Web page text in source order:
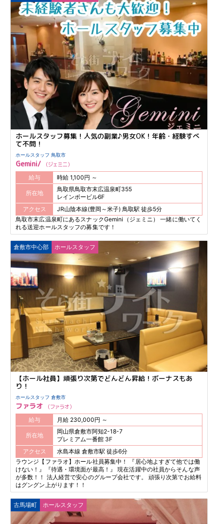
ホールスタッフ募集！人気の副業♪男女OK！年齢・経験すべ
て不問！
ホールスタッフ 鳥取市
Gemini/ ジェミニ
給与 時給 1,100円 ～
所在地
鳥取県鳥取市末広温泉町355
レインボービル6F
アクセス
JR山陰本線(豊岡～米子) 鳥取駅 徒歩5分
鳥取市末広温泉町にあるスナックGemini（ジェミニ） 一緒に働いてく
れる送迎ホールスタッフの募集です！
倉敷市中心部 ホールスタッフ
【ホール社員】頑張り次第でどんどん昇給！ボーナスもあ
り！
ホールスタッフ 倉敷市
ファラオ ファラオ
給与 月給 230,000円 ～
所在地
岡山県倉敷市阿知2-18-7
プレミアム一番館 3F
アクセス
水島本線 倉敷市駅 徒歩6分
ラウンジ【ファラオ】ホール社員募集中！ 『居心地よすぎて他では働
けない！』『待遇・環境面が最高！』 現在活躍中の社員からそんな声
が多数！！ 法人経営で安心のグループ会社です。 頑張り次第でお給料
はグングン上がります！！
古馬場町 ホールスタッフ